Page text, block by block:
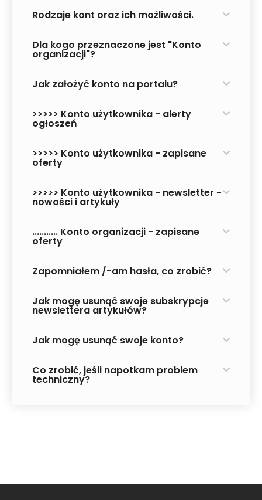
Rodzaje kont oraz ich możliwości.
Dla kogo przeznaczone jest "Konto
organizacji"?
Jak założyć konto na portalu?
>>>>> Konto użytkownika - alerty
ogłoszeń
>>>>> Konto użytkownika - zapisane
oferty
>>>>> Konto użytkownika - newsletter -
nowości i artykuły
........... Konto organizacji - zapisane
oferty
Zapomniałem /-am hasła, co zrobić?
Jak mogę usunąć swoje subskrypcje
newslettera artykułów?
Jak mogę usunąć swoje konto?
Co zrobić, jeśli napotkam problem
techniczny?